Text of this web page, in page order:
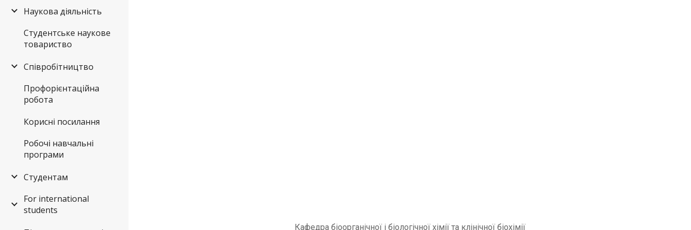
Наукова діяльність
Студентське наукове
товариство
Співробітництво
Профорієнтаційна
робота
Корисні посилання
Робочі навчальні
програми
Студентам
For international
students
Кафедра біоорганічної і біологічної хімії та клінічної біохімії